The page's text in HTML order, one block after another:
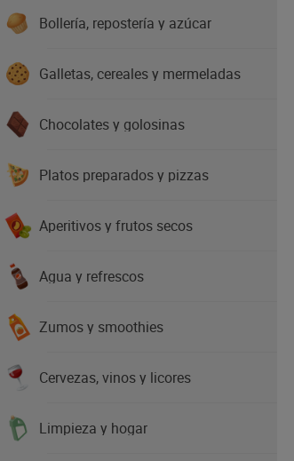
Bollería, repostería y azúcar
Galletas, cereales y mermeladas
Chocolates y golosinas
Platos preparados y pizzas
Aperitivos y frutos secos
Agua y refrescos
Zumos y smoothies
Cervezas, vinos y licores
Limpieza y hogar